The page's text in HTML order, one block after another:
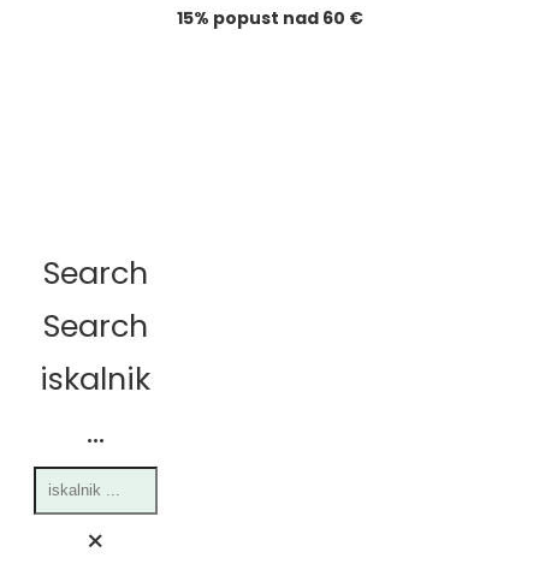
15% popust nad 60 €
Search
Search
iskalnik
...
×